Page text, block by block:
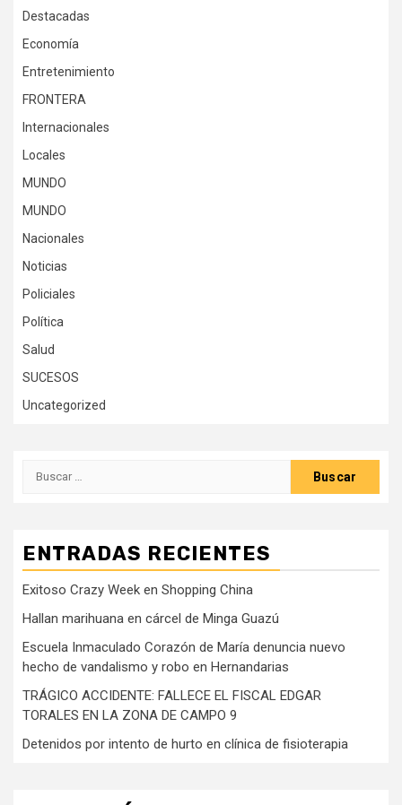
Destacadas
Economía
Entretenimiento
FRONTERA
Internacionales
Locales
MUNDO
MUNDO
Nacionales
Noticias
Policiales
Política
Salud
SUCESOS
Uncategorized
Buscar:
ENTRADAS RECIENTES
Exitoso Crazy Week en Shopping China
Hallan marihuana en cárcel de Minga Guazú
Escuela Inmaculado Corazón de María denuncia nuevo
hecho de vandalismo y robo en Hernandarias
TRÁGICO ACCIDENTE: FALLECE EL FISCAL EDGAR
TORALES EN LA ZONA DE CAMPO 9
Detenidos por intento de hurto en clínica de fisioterapia